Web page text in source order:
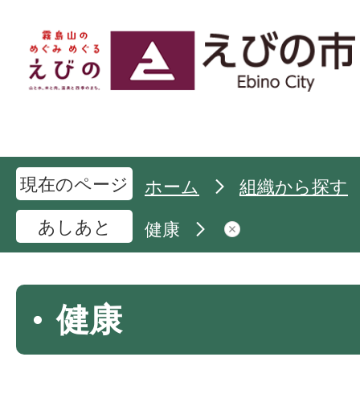
現在のページ ホーム
組織から探す
あしあと
健康
健康